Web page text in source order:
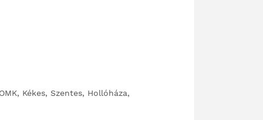
Kékes, Szentes, Hollóháza,